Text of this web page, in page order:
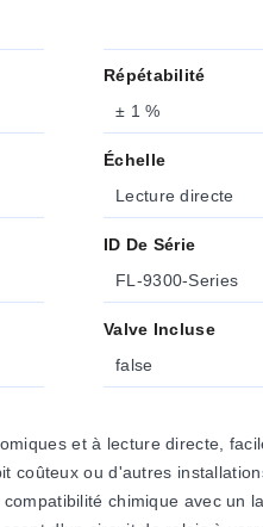
Répétabilité
± 1 %
Échelle
Lecture directe
ID De Série
FL-9300-Series
Valve Incluse
false
et à lecture directe,
ou d'autres
chimique avec un